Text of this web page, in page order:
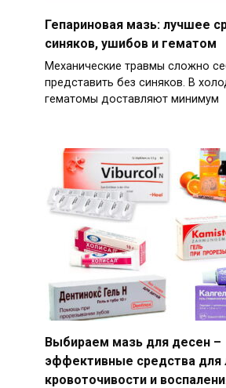
Гепариновая мазь: лучшее
синяков, ушибов и гематом
Механические травмы сложно
представить без синяков. В
гематомы доставляют минимум
Выбираем мазь для десен –
эффективные средства для
кровоточивости и